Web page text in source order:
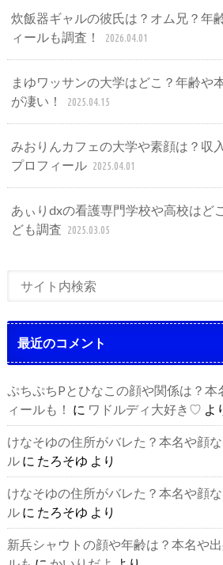
炊飯器ギャルの彼氏は？オム兄？年
ィールも調査！
2026.04.01
まゆワッサンの大学はどこ？年齢や
が凄い！
2025.04.15
みおりんカフェの大学や素顔は？収
プロフィール 2025.04.01
あぃりdxの看護専門学校や高校はど
ども調査 2025.03.05
最近のコメント
ぷちぷちPとひなこの顔や関係は？
ィールも！ に ワドルディ大好き♡ よ
けなそゆの住所がバレた？本名や顔
ルに たろそゆ より
けなそゆの住所がバレた？本名や顔
ルに たろそゆ より
新兵シャウトの顔や年齢は？本名や